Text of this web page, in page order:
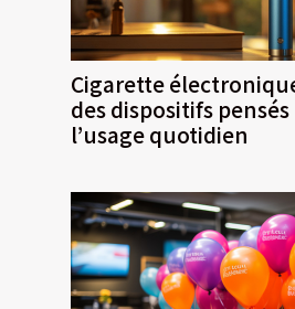
Cigarette
des dispositifs
l’usage quotidien